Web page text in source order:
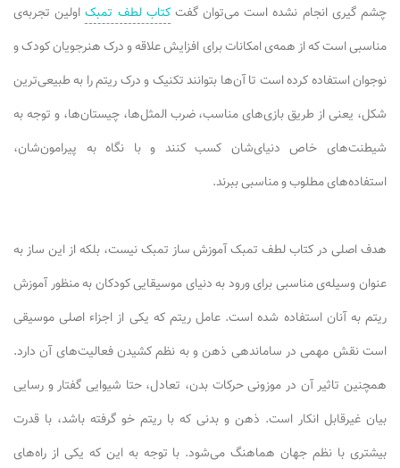
چشم گیری انجام نشده است می‌توان گفتکتاب لطف تمبکاولین تجربه‌ی
مناسبی است که از همه‌ی امکانات برای افزایش علاقه و درک هنرجویان کودک و
نوجوان استفاده کرده است تا آن‌ها بتوانند تکنیک و درک ریتم را به طبیعی‌ترین
شکل، یعنی از طریق بازی‌های مناسب، ضرب المثل‌ها، چیستان‌ها، و توجه به
شیطنت‌های خاص دنیای‌شان کسب کنند و با نگاه به پیرامون‌شان،
استفاده‌های مطلوب و مناسبی ببرند.
هدف اصلی در کتاب لطف تمبک آموزش ساز تمبک نیست، بلکه از این ساز به
عنوان وسیله‌ی مناسبی برای ورود به دنیای موسیقایی کودکان به منظور آموزش
ریتم به آنان استفاده شده است. عامل ریتم که یکی از اجزاء اصلی موسیقی
است نقش مهمی در ساماندهی ذهن و به نظم کشیدن فعالیت‌های آن دارد.
همچنین تاثیر آن در موزونی حرکات بدن، تعادل، حتا شیوایی گفتار و رسایی
بیان غیرقابل انکار است. ذهن و بدنی که با ریتم خو گرفته باشد، با قدرت
بیشتری با نظم جهان هماهنگ می‌شود. با توجه به این که یکی از راه‌های